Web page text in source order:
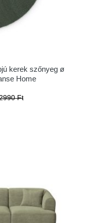
kerek szőnyeg ø
Home
Ft